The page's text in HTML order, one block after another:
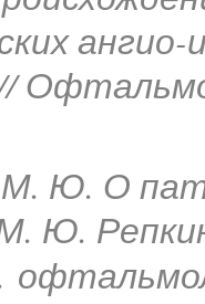
М. Ю. О
Ю.